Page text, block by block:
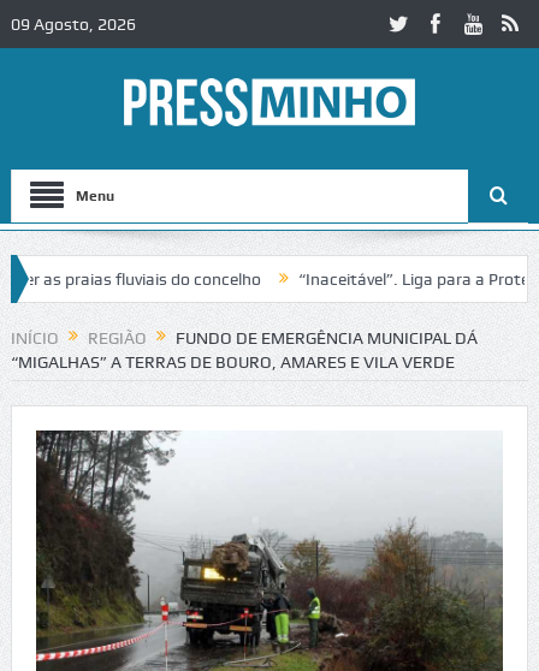
09 Agosto, 2026
Menu
praias fluviais do concelho “Inaceitável”. Liga para a Proteção
de trânsito no IC2 em Alcobaça Igreja do Castelo de
INÍCIO REGIÃO
FUNDO DE EMERGÊNCIA MUNICIPAL DÁ
“MIGALHAS” A TERRAS DE BOURO, AMARES E VILA VERDE